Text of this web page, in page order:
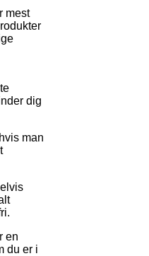
mest
dig
man
en
du er i